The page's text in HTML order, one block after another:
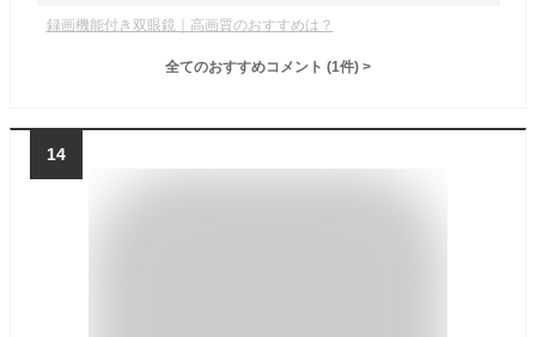
録画機能付き双眼鏡｜高画質のおすすめは？
全てのおすすめコメント (1件) >
14